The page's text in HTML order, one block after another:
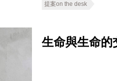
提案on the desk
生命與生命的